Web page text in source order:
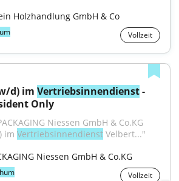
Holzhandlung GmbH & Co
Vollzeit
d) im Vertriebsinnendienst -
Only
Niessen GmbH & Co.KG
im Vertriebsinnendienst Velbert..."
Niessen GmbH & Co.KG
Vollzeit